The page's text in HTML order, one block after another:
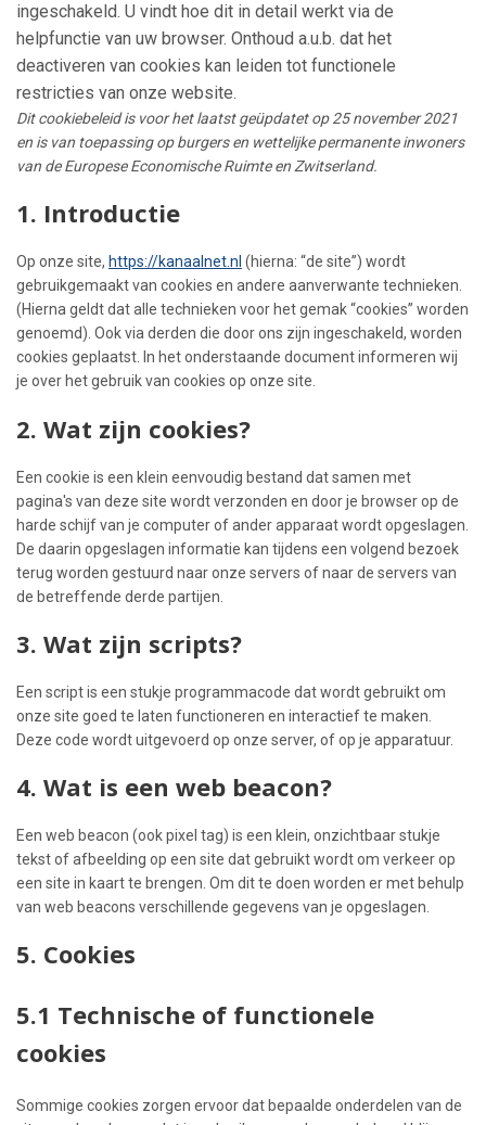
ingeschakeld. U vindt hoe dit in detail werkt via de
helpfunctie van uw browser. Onthoud a.u.b. dat het
deactiveren van cookies kan leiden tot functionele
restricties van onze website.
Dit cookiebeleid is voor het laatst geüpdatet op 25 november 2021
en is van toepassing op burgers en wettelijke permanente inwoners
van de Europese Economische Ruimte en Zwitserland.
1. Introductie
Op onze site, https://kanaalnet.nl (hierna: “de site”) wordt
gebruikgemaakt van cookies en andere aanverwante technieken.
(Hierna geldt dat alle technieken voor het gemak “cookies” worden
genoemd). Ook via derden die door ons zijn ingeschakeld, worden
cookies geplaatst. In het onderstaande document informeren wij
je over het gebruik van cookies op onze site.
2. Wat zijn cookies?
Een cookie is een klein eenvoudig bestand dat samen met
pagina's van deze site wordt verzonden en door je browser op de
harde schijf van je computer of ander apparaat wordt opgeslagen.
De daarin opgeslagen informatie kan tijdens een volgend bezoek
terug worden gestuurd naar onze servers of naar de servers van
de betreffende derde partijen.
3. Wat zijn scripts?
Een script is een stukje programmacode dat wordt gebruikt om
onze site goed te laten functioneren en interactief te maken.
Deze code wordt uitgevoerd op onze server, of op je apparatuur.
4. Wat is een web beacon?
Een web beacon (ook pixel tag) is een klein, onzichtbaar stukje
tekst of afbeelding op een site dat gebruikt wordt om verkeer op
een site in kaart te brengen. Om dit te doen worden er met behulp
van web beacons verschillende gegevens van je opgeslagen.
5. Cookies
5.1 Technische of functionele
cookies
Sommige cookies zorgen ervoor dat bepaalde onderdelen van de